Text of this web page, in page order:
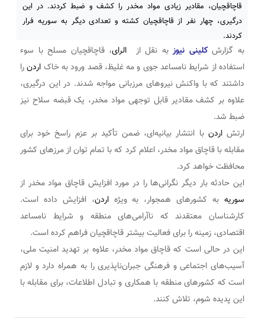
قاچاقچیان، مقادیر زیادی مواد مخدر را کشف و ضبط کردند. در این
درگیری، چهار نفر از قاچاقچیان کشته و تعدادی دیگر به سوریه فرار
کردند.
به گزارشکلینی نیوزبه نقل از الرای، قاچاقچیان مسلح با سوء
استفاده از شرایط نامساعد جوی و مه غلیظ، قصد ورود به خاک اردنرا
داشتند که با واکنش نیروهای مرزبانی مواجه شدند. در این درگیری،
علاوه بر کشف مقادیر قابل توجهی مواد مخدر، یک قبضه سلاح نیز
ضبط شد.
ارتشاردن با انتشار بیانیه‌ای، ضمن تأکید بر عزم راسخ خود برای
مقابله با قاچاق مواد مخدر، اعلام کرد که با تمام توان از مرزهای کشور
محافظت خواهد کرد.
این حادثه بار دیگر نگرانی‌ها را در مورد افزایش قاچاق مواد مخدر از
سوریهبه کشورهای همجوار، به ویژهاردن، افزایش داده است.
کارشناسان معتقدند که ناآرامی‌های منطقه و شرایط نامساعد
اقتصادی، زمینه را برای فعالیت بیشتر قاچاقچیان فراهم کرده است.
این در حالی است که قاچاق مواد مخدر، علاوه بر تهدید امنیت ملی،
آسیب‌های اجتماعی و فرهنگی جبران‌ناپذیری را به همراه دارد و لازم
است که کشورهای منطقه با همکاری و تبادل اطلاعات، برای مقابله با
این پدیده شوم، تلاش کنند.